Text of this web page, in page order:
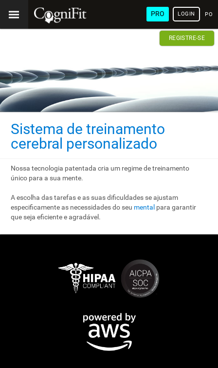
PRO LOGIN
REGISTRE-SE
Sistema de treinamento
cerebral personalizado
Nossa tecnologia patentada cria um regime de treinamento
único para a sua mente.
A escolha das tarefas e as suas dificuldades se ajustam
especificamente as necessidades do seu mental para garantir
que seja eficiente e agradável.